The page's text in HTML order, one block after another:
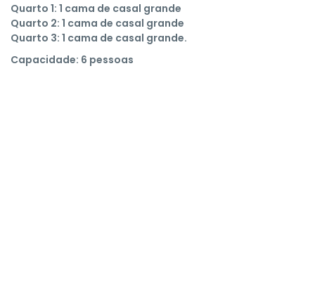
Quarto 1: 1 cama de casal grande
Quarto 2: 1 cama de casal grande
Quarto 3: 1 cama de casal grande.
Capacidade: 6 pessoas